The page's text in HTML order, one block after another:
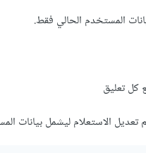
المستخدم الحالي فقط.
كل تعليق